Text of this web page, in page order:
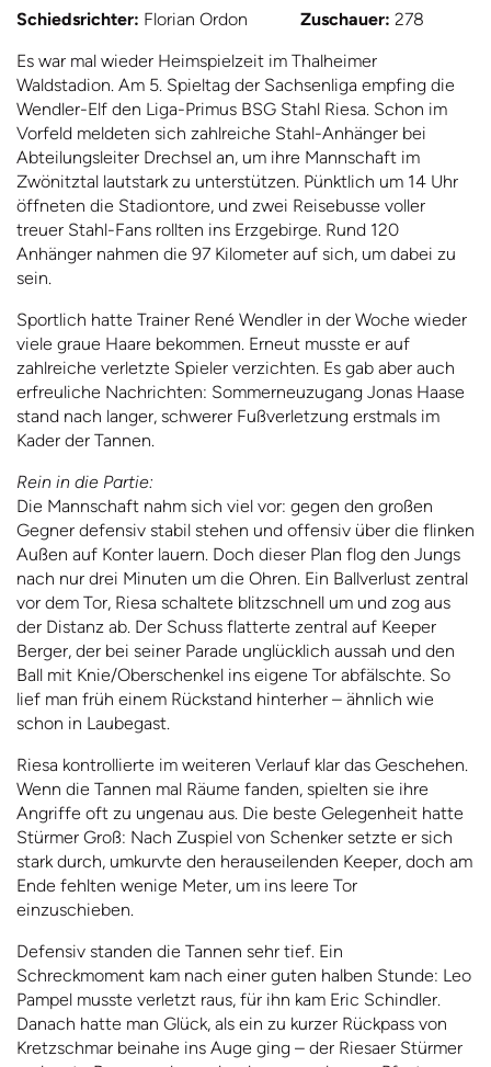
Schiedsrichter: Florian Ordon Zuschauer: 278
Es war mal wieder Heimspielzeit im Thalheimer
Waldstadion. Am 5. Spieltag der Sachsenliga empfing die
Wendler-Elf den Liga-Primus BSG Stahl Riesa. Schon im
Vorfeld meldeten sich zahlreiche Stahl-Anhänger bei
Abteilungsleiter Drechsel an, um ihre Mannschaft im
Zwönitztal lautstark zu unterstützen. Pünktlich um 14 Uhr
öffneten die Stadiontore, und zwei Reisebusse voller
treuer Stahl-Fans rollten ins Erzgebirge. Rund 120
Anhänger nahmen die 97 Kilometer auf sich, um dabei zu
sein.
Sportlich hatte Trainer René Wendler in der Woche wieder
viele graue Haare bekommen. Erneut musste er auf
zahlreiche verletzte Spieler verzichten. Es gab aber auch
erfreuliche Nachrichten: Sommerneuzugang Jonas Haase
stand nach langer, schwerer Fußverletzung erstmals im
Kader der Tannen.
Rein in die Partie:
Die Mannschaft nahm sich viel vor: gegen den großen
Gegner defensiv stabil stehen und offensiv über die flinken
Außen auf Konter lauern. Doch dieser Plan flog den Jungs
nach nur drei Minuten um die Ohren. Ein Ballverlust zentral
vor dem Tor, Riesa schaltete blitzschnell um und zog aus
der Distanz ab. Der Schuss flatterte zentral auf Keeper
Berger, der bei seiner Parade unglücklich aussah und den
Ball mit Knie/Oberschenkel ins eigene Tor abfälschte. So
lief man früh einem Rückstand hinterher – ähnlich wie
schon in Laubegast.
Riesa kontrollierte im weiteren Verlauf klar das Geschehen.
Wenn die Tannen mal Räume fanden, spielten sie ihre
Angriffe oft zu ungenau aus. Die beste Gelegenheit hatte
Stürmer Groß: Nach Zuspiel von Schenker setzte er sich
stark durch, umkurvte den herauseilenden Keeper, doch am
Ende fehlten wenige Meter, um ins leere Tor
einzuschieben.
Defensiv standen die Tannen sehr tief. Ein
Schreckmoment kam nach einer guten halben Stunde: Leo
Pampel musste verletzt raus, für ihn kam Eric Schindler.
Danach hatte man Glück, als ein zu kurzer Rückpass von
Kretzschmar beinahe ins Auge ging – der Riesaer Stürmer